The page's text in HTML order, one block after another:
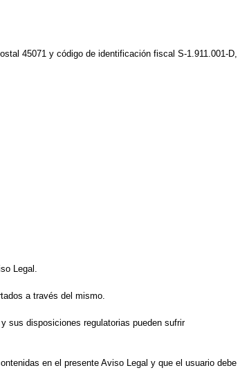
45071 y código de identificación fiscal S-1.911.001-D,
Legal.
a través del mismo.
sus disposiciones regulatorias pueden sufrir
en el presente Aviso Legal y que el usuario debe